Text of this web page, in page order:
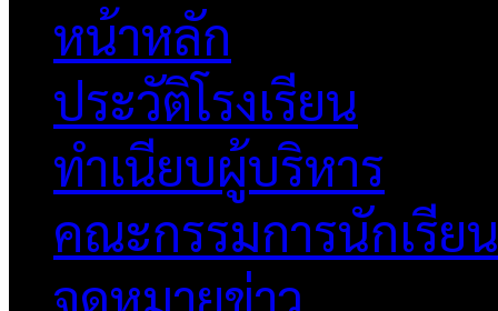
หน้าหลัก
ประวัติโรงเรียน
ทำเนียบผู้บริหาร
คณะกรรมการนักเรียน
จดหมายข่าว